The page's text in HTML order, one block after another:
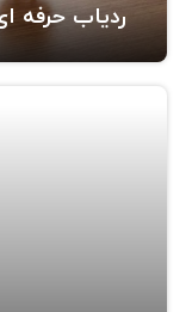
ردیاب حرفه